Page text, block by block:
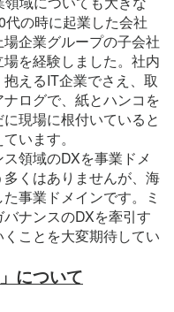
の時に起業した会社
企業グループの子会社
を経験しました。社内
えるIT企業でさえ、取
ログで、紙とハンコを
現場に根付いていると
います。
領域のDXを事業ドメ
くはありませんが、海
事業ドメインです。ミ
ナンスのDXを牽引す
ことを大変期待してい
について